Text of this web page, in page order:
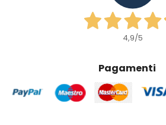
4,9/5
Pagamenti